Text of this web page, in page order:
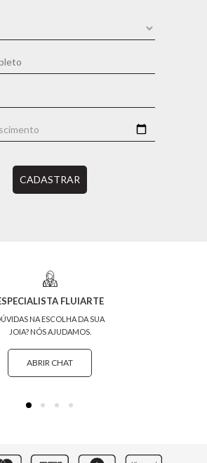
CADASTRAR
FLUIARTE
NA ESCOLHA DA SUA
JOIA? NÓS AJUDAMOS.
ABRIR CHAT